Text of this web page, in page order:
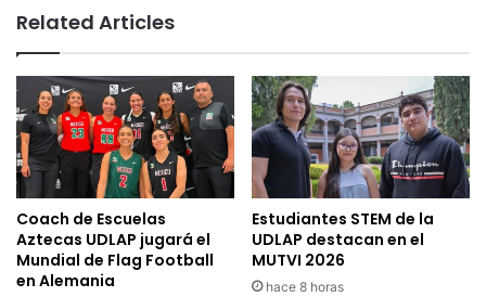
Related Articles
Coach de Escuelas
Aztecas UDLAP jugará el
Mundial de Flag Football
en Alemania
Estudiantes STEM de la
UDLAP destacan en el
MUTVI 2026
hace 8 horas